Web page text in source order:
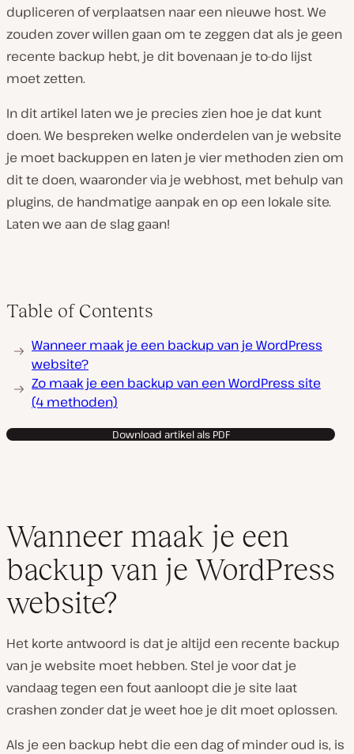
dupliceren of verplaatsen naar een nieuwe host. We
zouden zover willen gaan om te zeggen dat als je geen
recente backup hebt, je dit bovenaan je to-do lijst
moet zetten.
In dit artikel laten we je precies zien hoe je dat kunt
doen. We bespreken welke onderdelen van je website
je moet backuppen en laten je vier methoden zien om
dit te doen, waaronder via je webhost, met behulp van
plugins, de handmatige aanpak en op een lokale site.
Laten we aan de slag gaan!
Table of Contents
Wanneer maak je een backup van je WordPress
website?
Zo maak je een backup van een WordPress site
(4 methoden)
Download artikel als PDF
Wanneer maak je een
backup van je WordPress
website?
Het korte antwoord is dat je altijd een recente backup
van je website moet hebben. Stel je voor dat je
vandaag tegen een fout aanloopt die je site laat
crashen zonder dat je weet hoe je dit moet oplossen.
Als je een backup hebt die een dag of minder oud is, is